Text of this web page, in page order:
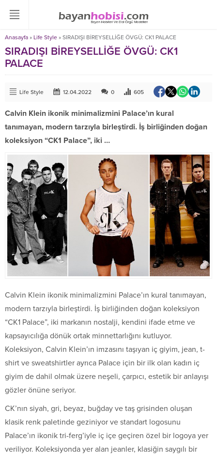
Anasayfa » Life Style » SIRADIŞI BİREYSELLİĞE ÖVGÜ: CK1 PALACE
SIRADIŞI BİREYSELLİĞE ÖVGÜ: CK1
PALACE
Life Style 12.04.2022 0 605
Calvin Klein ikonik minimalizmini Palace’ın kural
tanımayan, modern tarzıyla birleştirdi. İş birliğinden doğan
koleksiyon “CK1 Palace”, iki …
Calvin Klein ikonik minimalizmini Palace’ın kural tanımayan,
modern tarzıyla birleştirdi. İş birliğinden doğan koleksiyon
“CK1 Palace”, iki markanın nostalji, kendini ifade etme ve
kapsayıcılığa dönük ortak minnettarlığını kutluyor.
Koleksiyon, Calvin Klein’ın imzasını taşıyan iç giyim, jean, t-
shirt ve sweatshirtler ayrıca Palace için bir ilk olan kadın iç
giyim de dahil olmak üzere neşeli, çarpıcı, estetik bir anlayışı
gözler önüne seriyor.
CK’nın siyah, gri, beyaz, buğday ve taş grisinden oluşan
klasik renk paletinde geziniyor ve standart logosunu
Palace’ın ikonik tri-ferg’iyle iç içe geçiren özel bir logoya yer
veriliyor. Koleksiyonda yer alan jeanler, klasiğin saygılı bir